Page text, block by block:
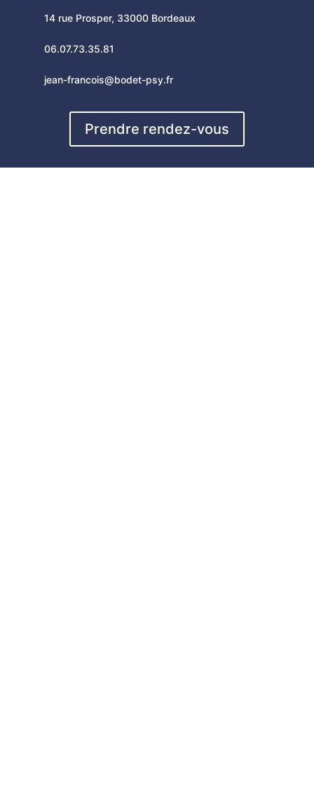
14 rue Prosper, 33000 Bordeaux
06.07.73.35.81
jean-francois@bodet-psy.fr
Prendre rendez-vous